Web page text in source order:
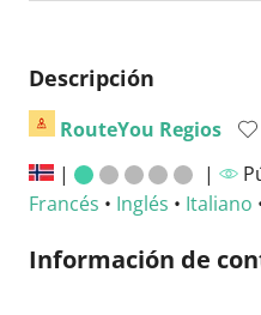
Descripción
RouteYou Regios
|
|
Francés • Inglés • Italiano
Información de